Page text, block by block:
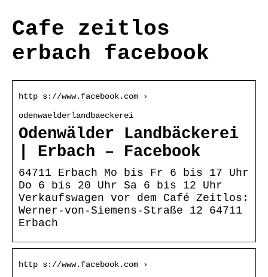
Cafe zeitlos
erbach facebook
http s://www.facebook.com ›
odenwaelderlandbaeckerei
Odenwälder Landbäckerei
| Erbach – Facebook
64711 Erbach Mo bis Fr 6 bis 17 Uhr
Do 6 bis 20 Uhr Sa 6 bis 12 Uhr
Verkaufswagen vor dem Café Zeitlos:
Werner-von-Siemens-Straße 12 64711
Erbach
http s://www.facebook.com ›